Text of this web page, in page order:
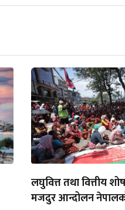
लघुवित्त तथा वित्तीय
मजदुर आन्दोलन